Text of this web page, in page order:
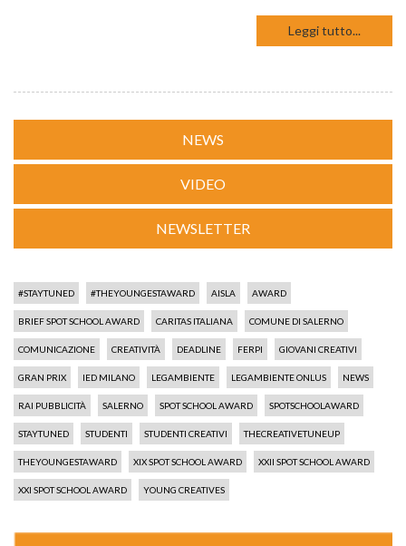
Leggi tutto...
NEWS
VIDEO
NEWSLETTER
#STAYTUNED #THEYOUNGESTAWARD AISLA AWARD
BRIEF SPOT SCHOOL AWARD CARITAS ITALIANA COMUNE DI SALERNO
COMUNICAZIONE CREATIVITÀ DEADLINE FERPI GIOVANI CREATIVI
GRAN PRIX IED MILANO LEGAMBIENTE LEGAMBIENTE ONLUS NEWS
RAI PUBBLICITÀ SALERNO SPOT SCHOOL AWARD SPOTSCHOOLAWARD
STAYTUNED STUDENTI STUDENTI CREATIVI THECREATIVETUNEUP
THEYOUNGESTAWARD XIX SPOT SCHOOL AWARD XXII SPOT SCHOOL AWARD
XXI SPOT SCHOOL AWARD YOUNG CREATIVES